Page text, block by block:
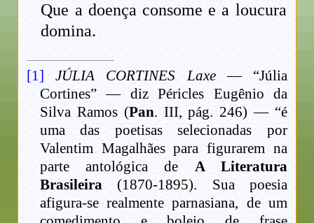
Que a doença consome e a loucura
domina.
[1] JÚLIA CORTINES Laxe— “Júlia
Cortines” — diz Péricles Eugênio da
Silva Ramos (Pan. III, pág. 246) — “é
uma das poetisas selecionadas por
Valentim Magalhães para figurarem na
parte antológica de A Literatura
Brasileira (1870-1895). Sua poesia
afigura-se realmente parnasiana, de um